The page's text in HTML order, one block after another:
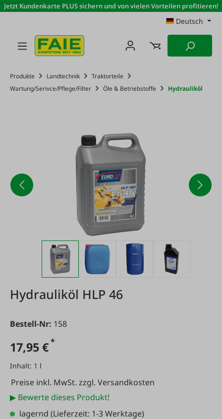
Zum Hauptinhalt springen
Jetzt Kundenkarte PLUS sichern und von vielen Vorteilen profitieren!
Deutsch
Produkte Landtechnik
Traktorteile
Wartung/Serivce/Pflege/Filter
Öle & Betriebstoffe Hydrauliköl
Hydrauliköl HLP 46
Bestell-Nr: 158
17,95 €*
Inhalt: 1 l
Preise inkl. MwSt. zzgl. Versandkosten
▶ Bewerte dieses Produkt!
lagernd (Lieferzeit: 1-3 Werktage)